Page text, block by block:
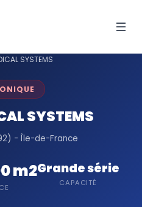
SYSTEMS
SYSTEMS
- Île-de-France
m2Grande série
CAPACITÉ